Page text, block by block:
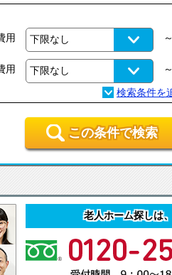
用
用
この条件で検索
老人ホーム探しは